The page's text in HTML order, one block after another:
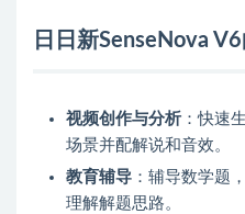
日日新SenseNova
视频创作与分析 ：快速
场景并配解说和音效。
教育辅导 ：辅导数学题
理解解题思路。